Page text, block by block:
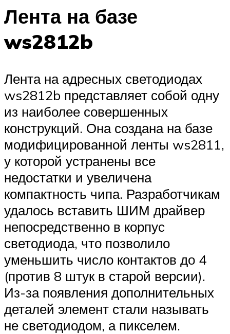
Лента на базе
ws2812b
Лента на адресных светодиодах
ws2812b представляет собой одну
из наиболее совершенных
конструкций. Она создана на базе
модифицированной ленты ws2811,
у которой устранены все
недостатки и увеличена
компактность чипа. Разработчикам
удалось вставить ШИМ драйвер
непосредственно в корпус
светодиода, что позволило
уменьшить число контактов до 4
(против 8 штук в старой версии).
Из-за появления дополнительных
деталей элемент стали называть
не светодиодом, а пикселем.